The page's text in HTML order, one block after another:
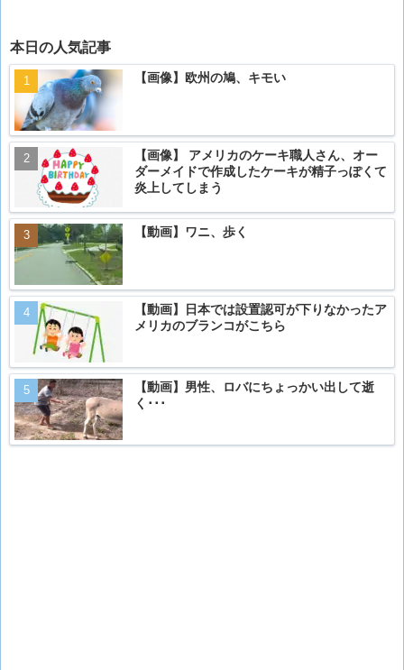
本日の人気記事
【画像】欧州の鳩、キモい
【画像】 アメリカのケーキ職人さん、オー
ダーメイドで作成したケーキが精子っぽくて
炎上してしまう
【動画】ワニ、歩く
【動画】日本では設置認可が下りなかったア
メリカのブランコがこちら
【動画】男性、ロバにちょっかい出して逝
く･･･